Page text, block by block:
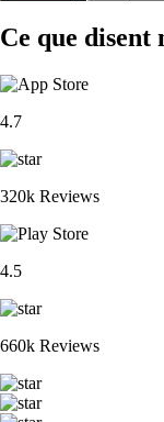
Ce que disent
4.7
320k Reviews
4.5
660k Reviews